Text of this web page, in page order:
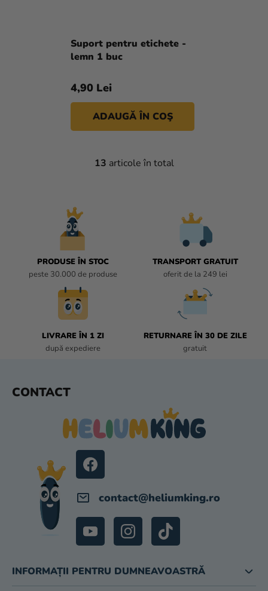
Suport pentru etichete -
lemn 1 buc
4,90 Lei
ADAUGĂ ÎN COŞ
C
13 articole în total
PRODUSE ÎN STOC
peste 30.000 de produse
TRANSPORT GRATUIT
oferit de la 249 lei
LIVRARE ÎN 1 ZI
după expediere
RETURNARE ÎN 30 DE ZILE
gratuit
CONTACT
contact@heliumking.ro
INFORMAȚII PENTRU DUMNEAVOASTRĂ